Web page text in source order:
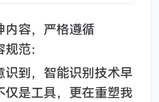
内容，严格遵循
范：
识到，智能识别技术早
是工具，更在重塑我